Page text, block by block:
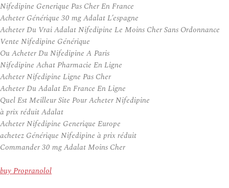
Nifedipine Generique Pas Cher En France
Acheter Générique 30 mg Adalat L’espagne
Acheter Du Vrai Adalat Nifedipine Le Moins Cher Sans Ordonnance
Vente Nifedipine Générique
Ou Acheter Du Nifedipine A Paris
Nifedipine Achat Pharmacie En Ligne
Acheter Nifedipine Ligne Pas Cher
Acheter Du Adalat En France En Ligne
Quel Est Meilleur Site Pour Acheter Nifedipine
à prix réduit Adalat
Acheter Nifedipine Generique Europe
achetez Générique Nifedipine à prix réduit
Commander 30 mg Adalat Moins Cher
buy Propranolol